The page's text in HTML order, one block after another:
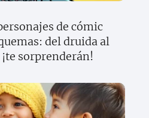
de cómic
del druida al
sorprenderán!